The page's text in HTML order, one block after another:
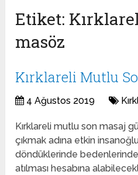
Etiket:
masöz
Kırklareli Mutlu
4 Ağustos 2019
Kırklareli mutlu son masaj
çıkmak adına etkin
döndüklerinde
atılması hesabına